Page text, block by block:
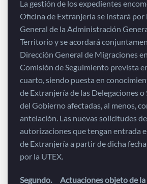
La gestión de los expedientes
Oficina de Extranjería se instará por
General de la Administración
Territorio y se acordará
Dirección General de Migraciones
Comisión de Seguimiento prevista
cuarto, siendo puesta en
de Extranjería de las Delegaciones o
del Gobierno afectadas, al menos,
antelación. Las nuevas solicitudes
autorizaciones que tengan entrada
de Extranjería a partir de dicha
por la UTEX.
Segundo. Actuaciones objeto de la